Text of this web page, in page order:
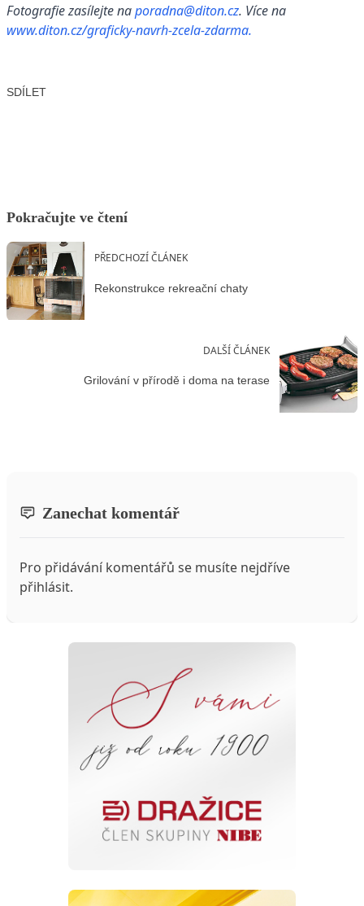
Fotografie zasílejte naporadna@diton.cz. Více na
www.diton.cz/graficky-navrh-zcela-zdarma.
SDÍLET
Pokračujte ve čtení
PŘEDCHOZÍ ČLÁNEK
Rekonstrukce rekreační chaty
DALŠÍ ČLÁNEK
Grilování v přírodě i doma na terase
Zanechat komentář
Pro přidávání komentářů se musíte nejdříve
přihlásit.